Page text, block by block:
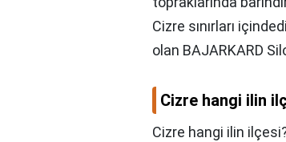
Cizre sınırları
olan BAJARKARD
Cizre hangi ilin
Cizre hangi ilin